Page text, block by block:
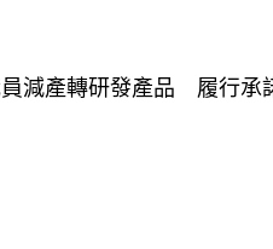
減產轉研發產品 履行承